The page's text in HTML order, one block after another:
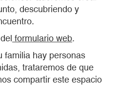
descubriendo y
formulario web.
familia hay personas
trataremos de que
compartir este espacio